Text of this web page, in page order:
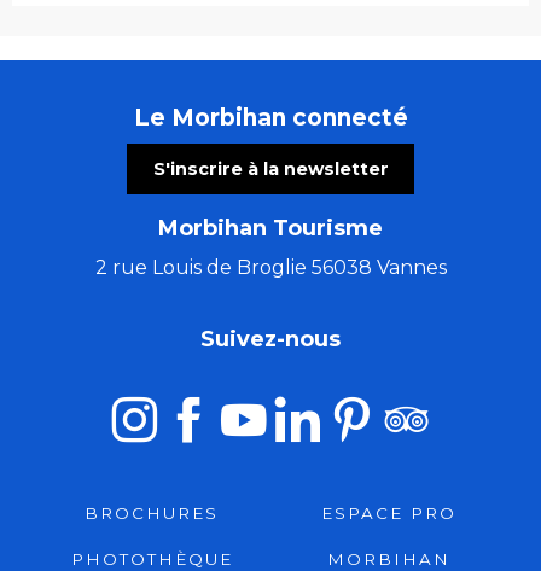
Le Morbihan connecté
S'inscrire à la newsletter
Morbihan Tourisme
2 rue Louis de Broglie 56038 Vannes
Suivez-nous
BROCHURES ESPACE PRO
PHOTOTHÈQUE
MORBIHAN